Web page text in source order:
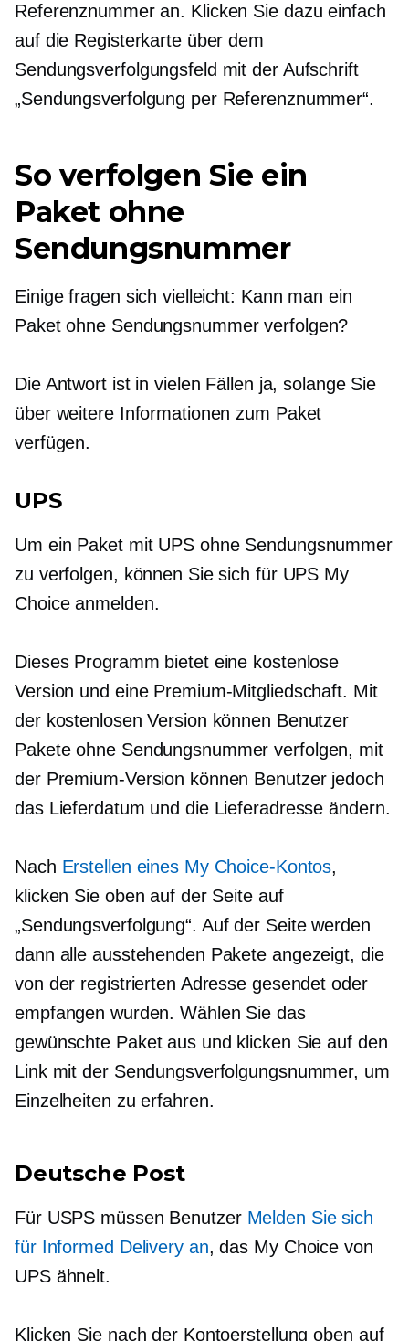
Referenznummer an. Klicken Sie dazu einfach
auf die Registerkarte über dem
Sendungsverfolgungsfeld mit der Aufschrift
„Sendungsverfolgung per Referenznummer“.
So verfolgen Sie ein
Paket ohne
Sendungsnummer
Einige fragen sich vielleicht: Kann man ein
Paket ohne Sendungsnummer verfolgen?
Die Antwort ist in vielen Fällen ja, solange Sie
über weitere Informationen zum Paket
verfügen.
UPS
Um ein Paket mit UPS ohne Sendungsnummer
zu verfolgen, können Sie sich für UPS My
Choice anmelden.
Dieses Programm bietet eine kostenlose
Version und eine Premium-Mitgliedschaft. Mit
der kostenlosen Version können Benutzer
Pakete ohne Sendungsnummer verfolgen, mit
der Premium-Version können Benutzer jedoch
das Lieferdatum und die Lieferadresse ändern.
Nach Erstellen eines My Choice-Kontos,
klicken Sie oben auf der Seite auf
„Sendungsverfolgung“. Auf der Seite werden
dann alle ausstehenden Pakete angezeigt, die
von der registrierten Adresse gesendet oder
empfangen wurden. Wählen Sie das
gewünschte Paket aus und klicken Sie auf den
Link mit der Sendungsverfolgungsnummer, um
Einzelheiten zu erfahren.
Deutsche Post
Für USPS müssen Benutzer Melden Sie sich
für Informed Delivery an, das My Choice von
UPS ähnelt.
Klicken Sie nach der Kontoerstellung oben auf